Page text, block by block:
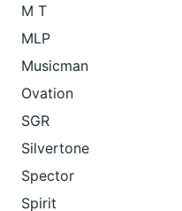
M T
MLP
Musicman
Ovation
SGR
Silvertone
Spector
Spirit